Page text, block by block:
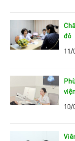
đỏ
11/
10/